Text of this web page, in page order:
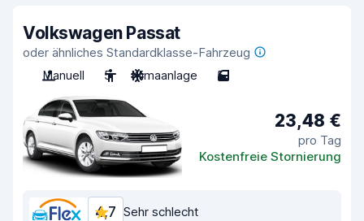
Volkswagen Passat
oder ähnliches Standardklasse-Fahrzeug
Manuell
5 Klimaanlage 5
23,48 €
pro Tag
Kostenfreie Stornierung
4,7 Sehr schlecht